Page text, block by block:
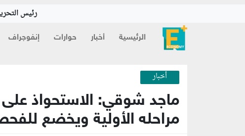
رئيس
الرئيسية أخبار حوارات إنفوجراف
أخبار
ماجد شوقي: الاستحواذ
مراحله الأولية ويخضع